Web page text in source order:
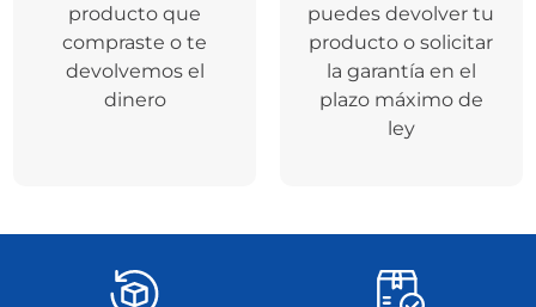
producto que
compraste o te
devolvemos el
dinero
puedes devolver tu
producto o solicitar
la garantía en el
plazo máximo de
ley